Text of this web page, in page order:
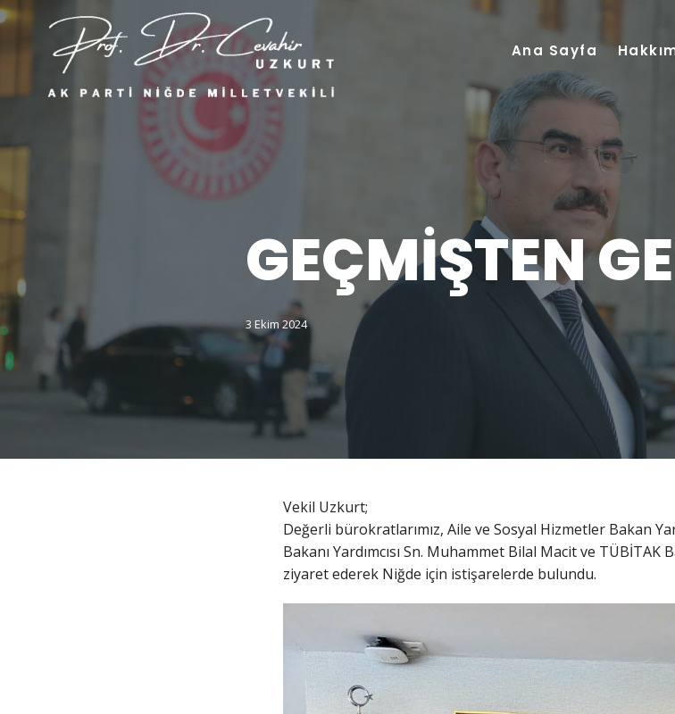
Ana Sayfa
GEÇMİŞTEN
3 Ekim 2024
Vekil Uzkurt;
Değerli bürokratlarımız, Aile ve Sosyal Hizmetler Bakan
Bakanı Yardımcısı Sn. Muhammet Bilal Macit ve TÜBİTAK
ziyaret ederek Niğde için istişarelerde bulundu.